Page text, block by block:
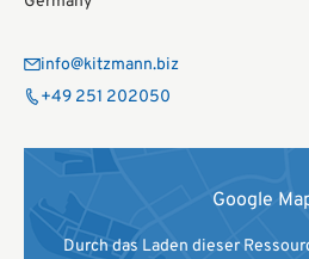
info@kitzmann.biz
+49 251 202050
Google
Durch das Laden dieser